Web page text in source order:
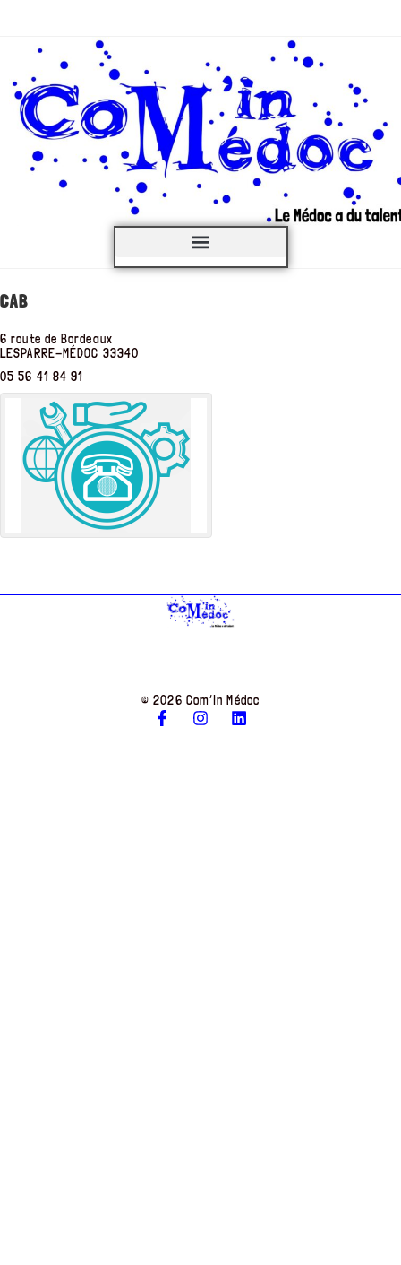
CAB
6 route de Bordeaux
LESPARRE-MÉDOC 33340
05 56 41 84 91
© 2026 Com’in Médoc